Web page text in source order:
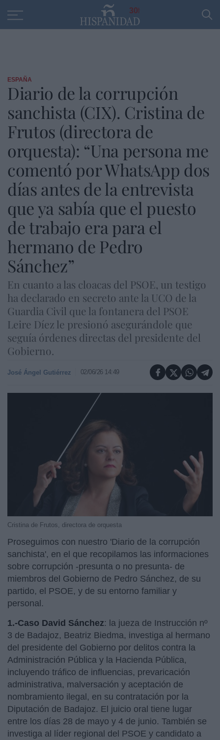
30
ESPAÑA
Diario de la corrupción
sanchista (CIX). Cristina de
Frutos (directora de
orquesta): “Una persona me
comentó por WhatsApp dos
días antes de la entrevista
que ya sabía que el puesto
de trabajo era para el
hermano de Pedro
Sánchez”
En cuanto a las cloacas del PSOE, un testigo
ha declarado en secreto ante la UCO de la
Guardia Civil que la fontanera del PSOE
Leire Díez le presionó asegurándole que
seguía órdenes directas del presidente del
Gobierno.
José Ángel Gutiérrez 02/06/26 14:49
Cristina de Frutos, directora de orquesta
Proseguimos con nuestro 'Diario de la corrupción
sanchista', en el que recopilamos las informaciones
sobre corrupción -presunta o no presunta- de
miembros del Gobierno de Pedro Sánchez, de su
partido, el PSOE, y de su entorno familiar y
personal.
1.-Caso David Sánchez: la jueza de Instrucción nº
3 de Badajoz, Beatriz Biedma, investiga al hermano
del presidente del Gobierno por delitos contra la
Administración Pública y la Hacienda Pública,
incluyendo tráfico de influencias, prevaricación
administrativa, malversación y aceptación de
nombramiento ilegal, en su contratación por la
Diputación de Badajoz. El juicio oral tiene lugar
entre los días 28 de mayo y 4 de junio. También se
investiga al líder regional del PSOE y candidato a